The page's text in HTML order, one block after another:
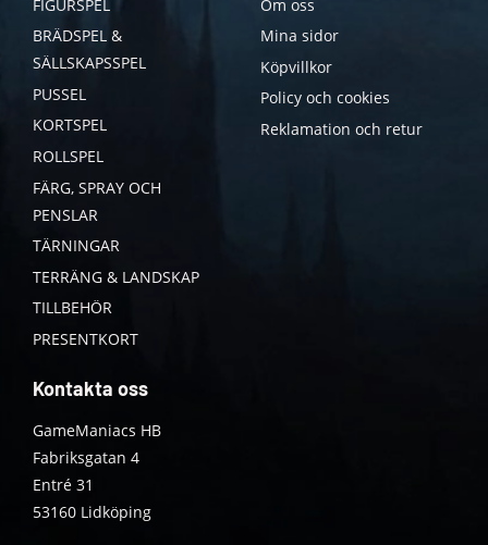
FIGURSPEL
BRÄDSPEL &
SÄLLSKAPSSPEL
PUSSEL
KORTSPEL
ROLLSPEL
FÄRG, SPRAY OCH
PENSLAR
TÄRNINGAR
TERRÄNG & LANDSKAP
TILLBEHÖR
PRESENTKORT
Om oss
Mina sidor
Köpvillkor
Policy och cookies
Reklamation och retur
Kontakta oss
GameManiacs HB
Fabriksgatan 4
Entré 31
53160 Lidköping